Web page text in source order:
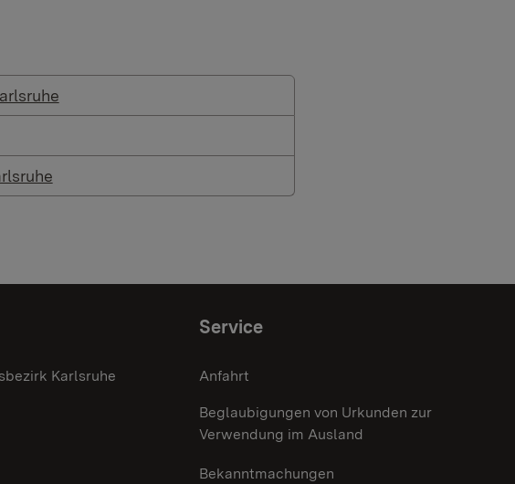
Karlsruhe
Service
Anfahrt
Beglaubigungen von Urkunden zur
Verwendung im Ausland
Bekanntmachungen